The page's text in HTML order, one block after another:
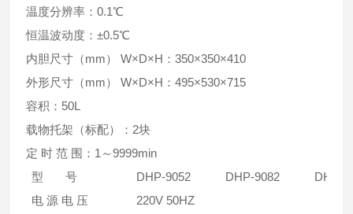
温度分辨率：0.1℃
恒温波动度：±0.5℃
内胆尺寸（mm） W×D×H：350×350×410
外形尺寸（mm） W×D×H：495×530×715
容积：50L
载物托架（标配）：2块
定 时 范 围：1～9999min
型 号
DHP-9052 DHP-9082
DHP-
电 源 电 压
220V 50HZ